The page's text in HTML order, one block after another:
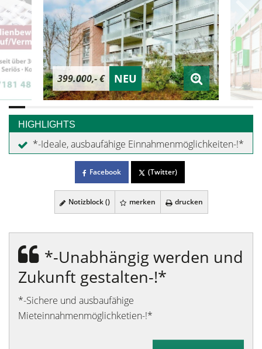
399.000,- € NEU
HIGHLIGHTS
*-Ideale, ausbaufähige Einnahmenmöglichkeiten-!*
Facebook (Twitter)
Notizblock () merken drucken
*-Unabhängig werden und
Zukunft gestalten-!*
*-Sichere und ausbaufähige
Mieteinnahmenmöglichketien-!*